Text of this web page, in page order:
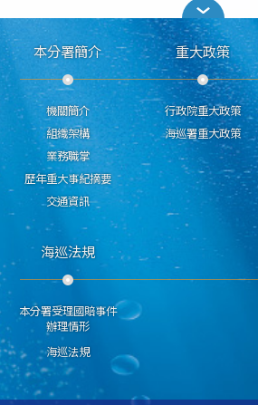
本分署簡介
機關簡介
組織架構
業務職掌
歷年重大事紀摘要
交通資訊
重大政策
行政院重大政策
海巡署重大政策
海巡法規
本分署受理國賠事件
辦理情形
海巡法規